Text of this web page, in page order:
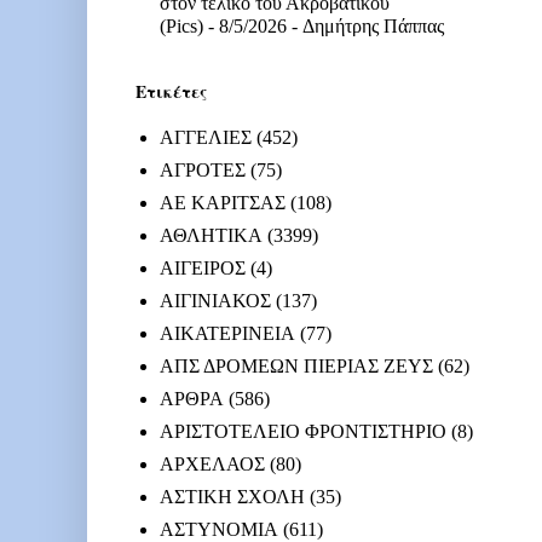
(Pics) - 8/5/2026 - Δημήτρης Πάππας
Ετικέτες
ΑΓΓΕΛΙΕΣ (452)
ΑΓΡΟΤΕΣ (75)
ΑΕ ΚΑΡΙΤΣΑΣ (108)
ΑΘΛΗΤΙΚΑ (3399)
ΑΙΓΕΙΡΟΣ (4)
ΑΙΓΙΝΙΑΚΟΣ (137)
ΑΙΚΑΤΕΡΙΝΕΙΑ (77)
ΑΠΣ ΔΡΟΜΕΩΝ ΠΙΕΡΙΑΣ ΖΕΥΣ (62)
ΑΡΘΡΑ (586)
ΑΡΙΣΤΟΤΕΛΕΙΟ ΦΡΟΝΤΙΣΤΗΡΙΟ (8)
ΑΡΧΕΛΑΟΣ (80)
ΑΣΤΙΚΗ ΣΧΟΛΗ (35)
ΑΣΤΥΝΟΜΙΑ (611)